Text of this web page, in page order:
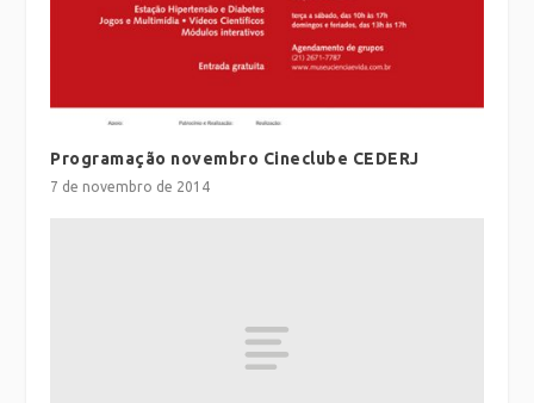
Programação novembro Cineclube CEDERJ
7 de novembro de 2014